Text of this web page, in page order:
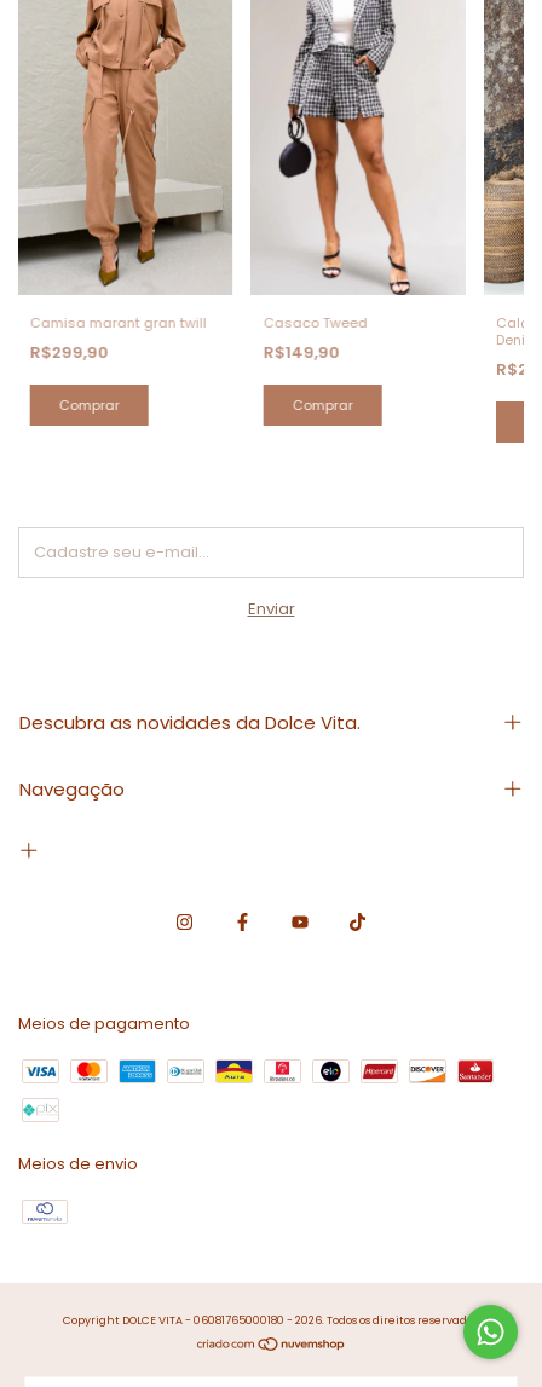
Camisa marant gran twill
R$299,90
Comprar
Casaco Tweed
R$149,90
Comprar
Calça
Denim
Descubra as novidades da Dolce Vita.
Navegação
Meios de pagamento
Meios de envio
Copyright DOLCE VITA - 06081765000180 - 2026. Todos os direitos reservados.